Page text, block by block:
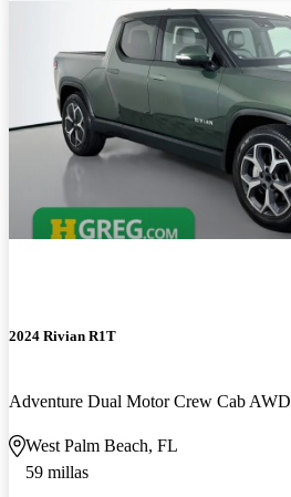
2024 Rivian R1T
Adventure Dual Motor Crew Cab AWD
West Palm Beach, FL
59 millas